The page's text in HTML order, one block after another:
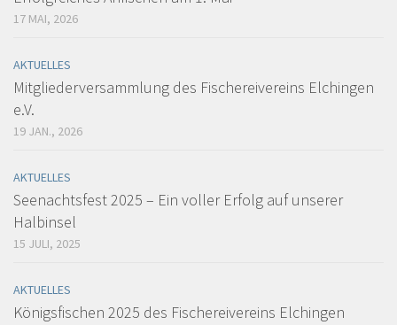
17 MAI, 2026
AKTUELLES
Mitgliederversammlung des Fischereivereins Elchingen
e.V.
19 JAN., 2026
AKTUELLES
Seenachtsfest 2025 – Ein voller Erfolg auf unserer
Halbinsel
15 JULI, 2025
AKTUELLES
Königsfischen 2025 des Fischereivereins Elchingen